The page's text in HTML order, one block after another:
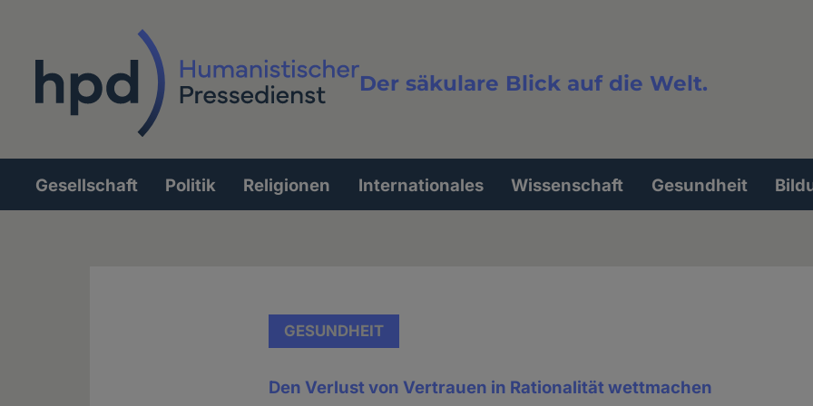
Der säkulare Blick auf die Welt.
Volltextsuche
Hauptnavigation
Gesellschaft Politik Religionen Internationales Wissenschaft Gesundheit
GESUNDHEIT
Den Verlust von Vertrauen in Rationalität wettmachen